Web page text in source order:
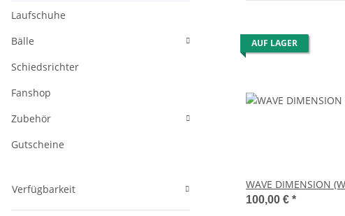
AUF LAGER
WAVE DIMENSION
100,00 € *
Laufschuhe
Bälle
Schiedsrichter
Fanshop
Zubehör
Gutscheine
Verfügbarkeit